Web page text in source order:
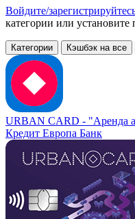
Войдите/
категории или
Категории Кэшбэк на все
URBAN CARD - "Аренда
Кредит Европа Банк